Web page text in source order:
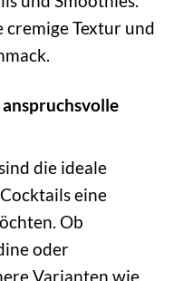
cremige Textur und
die ideale
eine
Ob
oder
Varianten wie